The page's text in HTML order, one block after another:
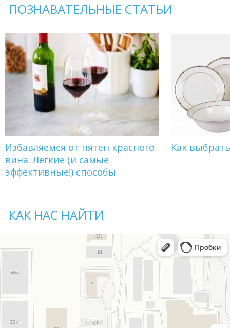
ПОЗНАВАТЕЛЬНЫЕ СТАТЬИ
Избавляемся от пятен красного
вина. Легкие (и самые
эффективные!) способы
Как
КАК НАС НАЙТИ